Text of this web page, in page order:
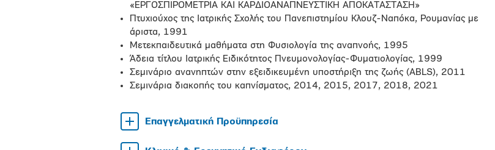
«ΕΡΓΟΣΠΙΡΟΜΕΤΡΙΑ ΚΑΙ ΚΑΡΔΙΟΑΝΑΠΝΕΥΣΤΙΚΗ ΑΠΟΚΑΤΑΣΤΑΣΗ»
Πτυχιούχος της Ιατρικής Σχολής του Πανεπιστημίου Κλουζ-Ναπόκα, Ρουμανίας με
άριστα, 1991
Μετεκπαιδευτικά μαθήματα στη Φυσιολογία της αναπνοής, 1995
Άδεια τίτλου Ιατρικής Ειδικότητος Πνευμονολογίας-Φυματιολογίας, 1999
Σεμινάριο ανανηπτών στην εξειδικευμένη υποστήριξη της ζωής (ABLS), 2011
Σεμινάρια διακοπής του καπνίσματος, 2014, 2015, 2017, 2018, 2021
Επαγγελματική Προϋπηρεσία